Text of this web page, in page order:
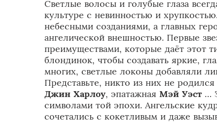
Светлые волосы и голубые глаза
культуре с невинностью и
небесными созданиями, а главных
ангелической внешностью. Первые
преимуществами, которые даёт этот
блондинок, чтобы создавать яркие,
многих, светлые локоны добавляли
Представьте, никто из них не
Джин Харлоу, эпатажная Мэй Уэст…
символами той эпохи. Ангельские
сочетались с кокетливым и даже